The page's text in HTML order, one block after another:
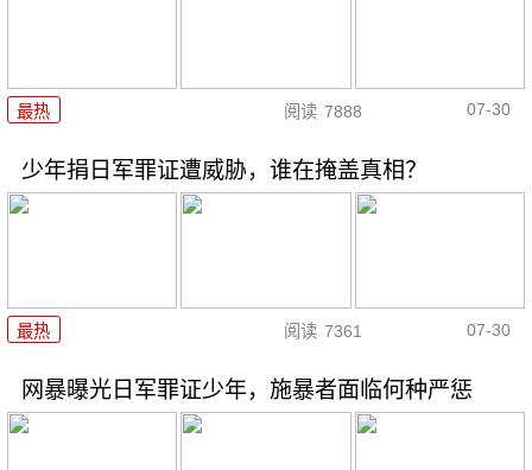
最热 阅读 7888 07-30
少年捐日军罪证遭威胁，谁在掩盖真相？
最热 阅读 7361 07-30
网暴曝光日军罪证少年，施暴者面临何种严惩